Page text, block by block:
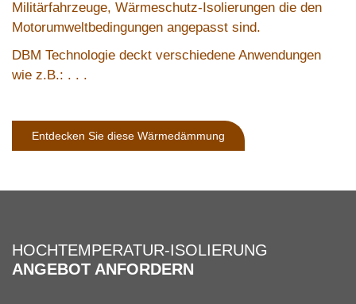
Militärfahrzeuge, Wärmeschutz-Isolierungen die den
Motorumweltbedingungen angepasst sind.
DBM Technologie deckt verschiedene Anwendungen
wie z.B.: . . .
Entdecken Sie diese Wärmedämmung
HOCHTEMPERATUR-ISOLIERUNG
ANGEBOT ANFORDERN